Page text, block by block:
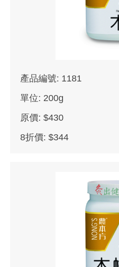
產品編號: 1181
單位: 200g
原價: $430
8折價: $344